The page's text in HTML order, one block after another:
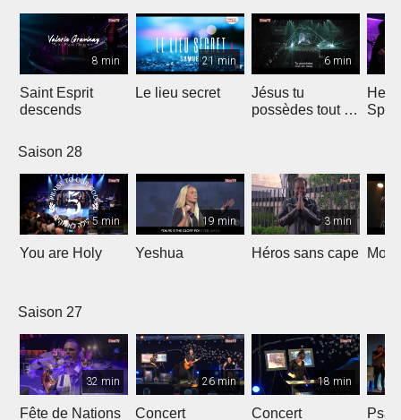
8 min
Saint Esprit
descends
21 min
Le lieu secret
6 min
Jésus tu
possèdes tout en
He
Saison 28
5 min
You are Holy
19 min
Yeshua
3 min
Héros sans cape Moi
Saison 27
32 min
Fête de Nations
26 min
Concert
18 min
Concert